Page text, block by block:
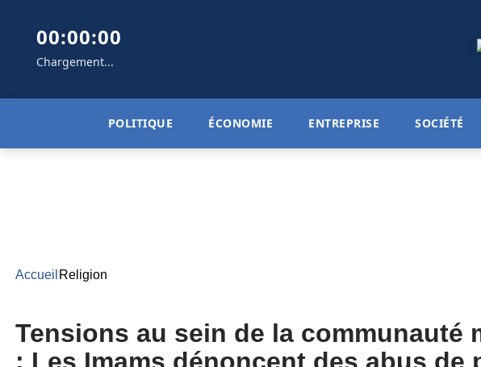
00:00:00
Chargement...
POLITIQUE ÉCONOMIE ENTREPRISE SOCIÉTÉ
Accueil Religion
Tensions au sein de la communauté